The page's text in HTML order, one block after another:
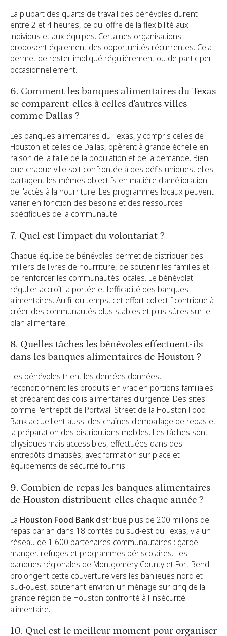
La plupart des quarts de travail des bénévoles durent
entre 2 et 4 heures, ce qui offre de la flexibilité aux
individus et aux équipes. Certaines organisations
proposent également des opportunités récurrentes. Cela
permet de rester impliqué régulièrement ou de participer
occasionnellement.
6. Comment les banques alimentaires du Texas
se comparent-elles à celles d'autres villes
comme Dallas ?
Les banques alimentaires du Texas, y compris celles de
Houston et celles de Dallas, opèrent à grande échelle en
raison de la taille de la population et de la demande. Bien
que chaque ville soit confrontée à des défis uniques, elles
partagent les mêmes objectifs en matière d'amélioration
de l'accès à la nourriture. Les programmes locaux peuvent
varier en fonction des besoins et des ressources
spécifiques de la communauté.
7. Quel est l'impact du volontariat ?
Chaque équipe de bénévoles permet de distribuer des
milliers de livres de nourriture, de soutenir les familles et
de renforcer les communautés locales. Le bénévolat
régulier accroît la portée et l'efficacité des banques
alimentaires. Au fil du temps, cet effort collectif contribue à
créer des communautés plus stables et plus sûres sur le
plan alimentaire.
8. Quelles tâches les bénévoles effectuent-ils
dans les banques alimentaires de Houston ?
Les bénévoles trient les denrées données,
reconditionnent les produits en vrac en portions familiales
et préparent des colis alimentaires d'urgence. Des sites
comme l'entrepôt de Portwall Street de la Houston Food
Bank accueillent aussi des chaînes d'emballage de repas et
la préparation des distributions mobiles. Les tâches sont
physiques mais accessibles, effectuées dans des
entrepôts climatisés, avec formation sur place et
équipements de sécurité fournis.
9. Combien de repas les banques alimentaires
de Houston distribuent-elles chaque année ?
La Houston Food Bank distribue plus de 200 millions de
repas par an dans 18 comtés du sud-est du Texas, via un
réseau de 1 600 partenaires communautaires : garde-
manger, refuges et programmes périscolaires. Les
banques régionales de Montgomery County et Fort Bend
prolongent cette couverture vers les banlieues nord et
sud-ouest, soutenant environ un ménage sur cinq de la
grande région de Houston confronté à l'insécurité
alimentaire.
10. Quel est le meilleur moment pour organiser